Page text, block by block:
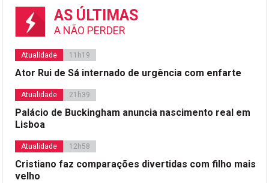
AS ÚLTIMAS
A NÃO PERDER
Atualidade 11h19
Ator Rui de Sá internado de urgência com enfarte
Atualidade 21h39
Palácio de Buckingham anuncia nascimento real em
Lisboa
Atualidade 12h58
Cristiano faz comparações divertidas com filho mais
velho